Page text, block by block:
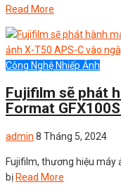
Read More
Công Nghệ Nhiếp Ảnh
Fujifilm sẽ phát
Format
admin 8 Tháng 5, 2024
Fujifilm, thương hiệu máy
bịRead More